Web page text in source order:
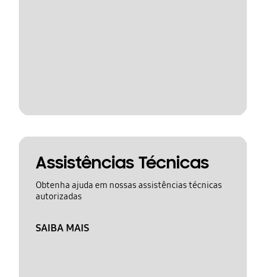
Assistências Técnicas
Obtenha ajuda em nossas assistências técnicas
autorizadas
SAIBA MAIS